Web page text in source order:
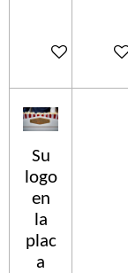
In winkelwagen
In
Su
logo
en
la
plac
a